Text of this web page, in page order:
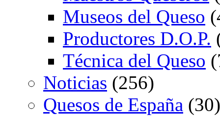
Museos del Queso
Productores D.O.P.
Técnica del Queso
Noticias (256)
Quesos de España (30)